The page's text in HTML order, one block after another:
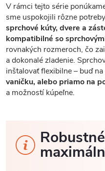
V rámci tejto série
sme uspokojili rôzne
sprchové kúty, dvere a
kompatibilné so
rovnakých rozmeroch, čo
a dokonalé zladenie.
inštalovať flexibilne – buď
vaničku, alebo priamo na
a možností kúpeľne.